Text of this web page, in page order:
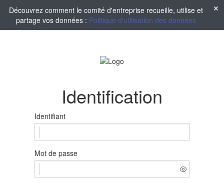
Découvrez comment le comité d'entreprise recueille, utilise et
partage vos données : Politique d'utilisation des données
Identification
Identifiant
Mot de passe